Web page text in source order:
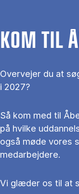
KOM TIL
Overvejer du at
i 2027?
Så kom med til
på hvilke
også møde vores
medarbejdere.
Vi glæder os til at